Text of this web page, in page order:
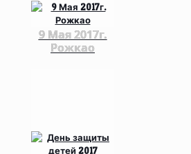
9 Мая 2017г.
Рожкао